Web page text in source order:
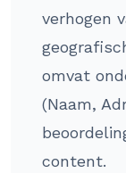
verhogen
omvat
(Naam,
content.